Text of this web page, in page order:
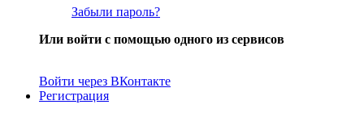
Забыли пароль?
Или войти с помощью одного из сервисов
Войти через ВКонтакте
Регистрация